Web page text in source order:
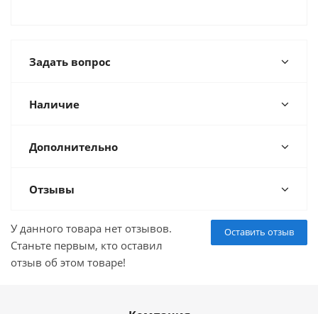
Задать вопрос
Наличие
Дополнительно
Отзывы
Оставить отзыв
У данного товара нет отзывов.
Станьте первым, кто оставил
отзыв об этом товаре!